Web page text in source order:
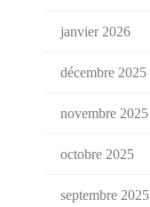
janvier 2026
décembre 2025
novembre 2025
octobre 2025
septembre 2025